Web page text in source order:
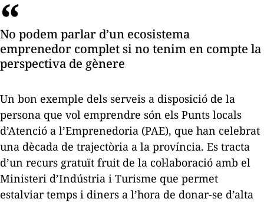
No podem parlar d’un ecosistema
emprenedor complet si no tenim en compte la
perspectiva de gènere
Un bon exemple dels serveis a disposició de la
persona que vol emprendre són els Punts locals
d’Atenció a l’Emprenedoria (PAE), que han celebrat
una dècada de trajectòria a la província. Es tracta
d’un recurs gratuït fruit de la col·laboració amb el
Ministeri d’Indústria i Turisme que permet
estalviar temps i diners a l’hora de donar-se d’alta